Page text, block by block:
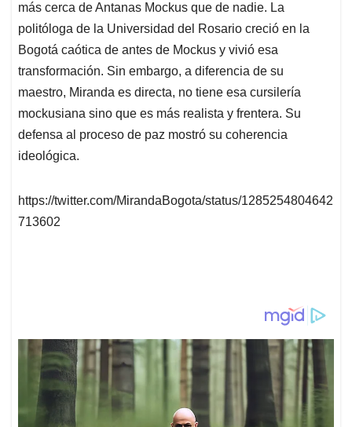
A
p
p
o
o
k
d
I
n
d
s
más cerca de Antanas Mockus que de nadie. La
politóloga de la Universidad del Rosario creció en la
Bogotá caótica de antes de Mockus y vivió esa
transformación. Sin embargo, a diferencia de su
maestro, Miranda es directa, no tiene esa cursilería
mockusiana sino que es más realista y frentera. Su
defensa al proceso de paz mostró su coherencia
ideológica.
https://twitter.com/MirandaBogota/status/1285254804642
713602